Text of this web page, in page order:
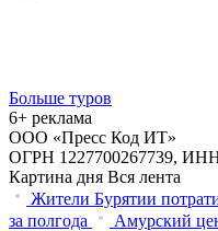
Больше туров
6+ реклама
ООО «Пресс Код ИТ»
ОГРН 1227700267739,
Картина дня Вся лента
Жители Бурятии
за полгода
Амурский